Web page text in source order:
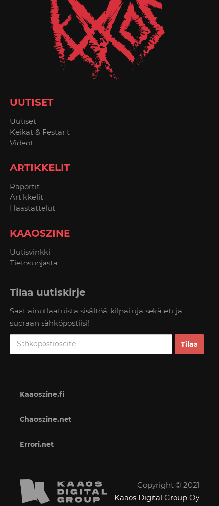
UUTISET
Uutiset
Keikat & Festarit
Videot
ARTIKKELIT
Raportit
Artikkelit
Haastattelut
KAAOSZINE
Uutisvinkki
Tietosuojasta
Tilaa uutiskirje
Saat ainutlaatuista sisältöä, kilpailuja sekä etuja
suoraan sähköpostiisi!
Kaaoszine.fi
Chaoszine.net
Errori.net
Copyright © 2021
Kaaos Digital Group Oy